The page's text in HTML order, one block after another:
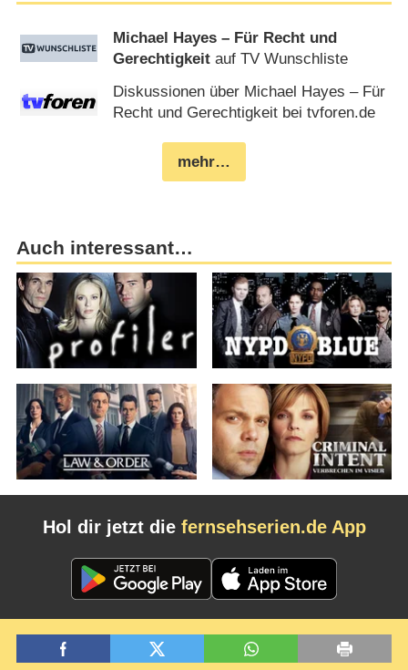
Michael Hayes – Für Recht und
Gerechtigkeit auf TV Wunschliste
Diskussionen über Michael Hayes – Für
Recht und Gerechtigkeit bei tvforen.de
mehr…
Auch interessant…
Hol dir jetzt die fernsehserien.de App